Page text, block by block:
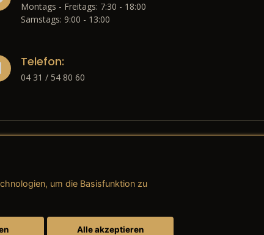
Montags - Freitags: 7:30 - 18:00
Samstags: 9:00 - 13:00
Telefon:
04 31 / 54 80 60
→ AGB (Teile & Zubehör)
um die Basisfunktion zu
Alle akzeptieren